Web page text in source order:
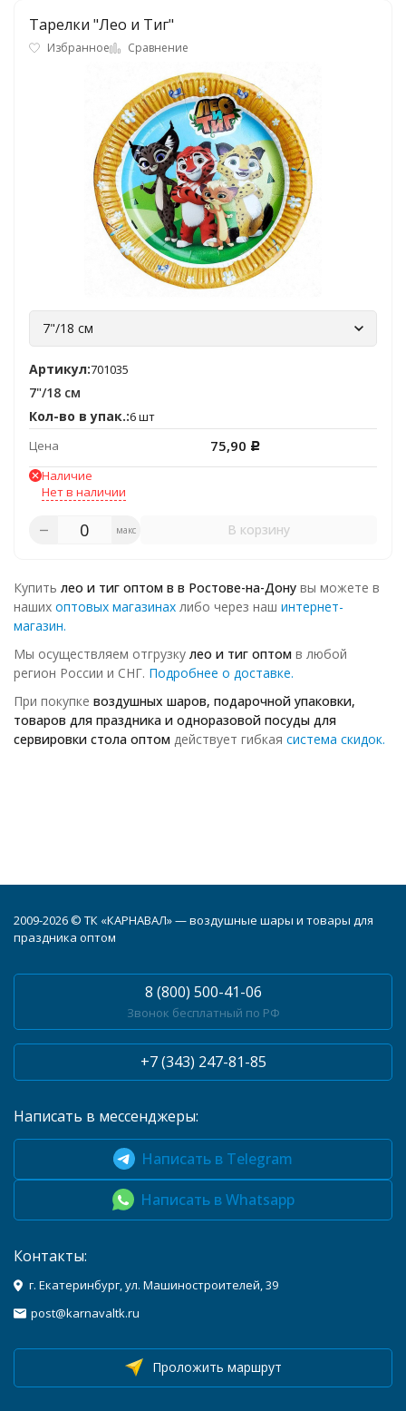
Тарелки "Лео и Тиг"
Избранное Сравнение
7"/18 см
Артикул:701035
7"/18 см
Кол-во в упак.:6 шт
Цена
75,90 Р
Наличие
Нет в наличии
макс В корзину
Купить лео и тиг оптом в в Ростове-на-Дону вы можете в
наших оптовых магазинах либо через наш интернет-
магазин.
Мы осуществляем отгрузку лео и тиг оптом в любой
регион России и СНГ. Подробнее о доставке.
При покупке воздушных шаров, подарочной упаковки,
товаров для праздника и одноразовой посуды для
сервировки стола оптом действует гибкая система скидок.
2009-2026 © ТК «КАРНАВАЛ» — воздушные шары и товары для
праздника оптом
8 (800) 500-41-06
Звонок бесплатный по РФ
+7 (343) 247-81-85
Написать в мессенджеры:
Написать в Telegram
Написать в Whatsapp
Контакты:
г. Екатеринбург, ул. Машиностроителей, 39
post@karnavaltk.ru
Проложить маршрут